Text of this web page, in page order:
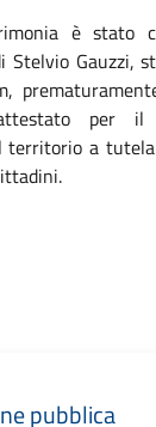
è stato
Stelvio Gauzzi,
per il
territorio a
pubblica